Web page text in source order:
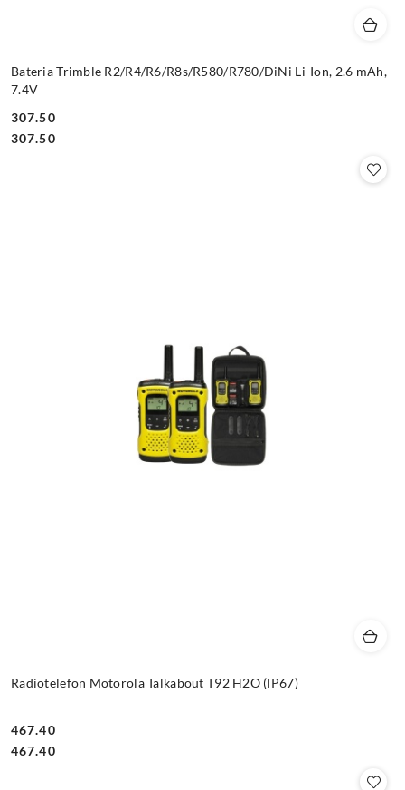
Bateria Trimble R2/R4/R6/R8s/R580/R780/DiNi Li-Ion, 2.6 mAh,
7.4V
Cena:
307.50
Cena:
307.50
Radiotelefon Motorola Talkabout T92 H2O (IP67)
Cena:
467.40
Cena:
467.40